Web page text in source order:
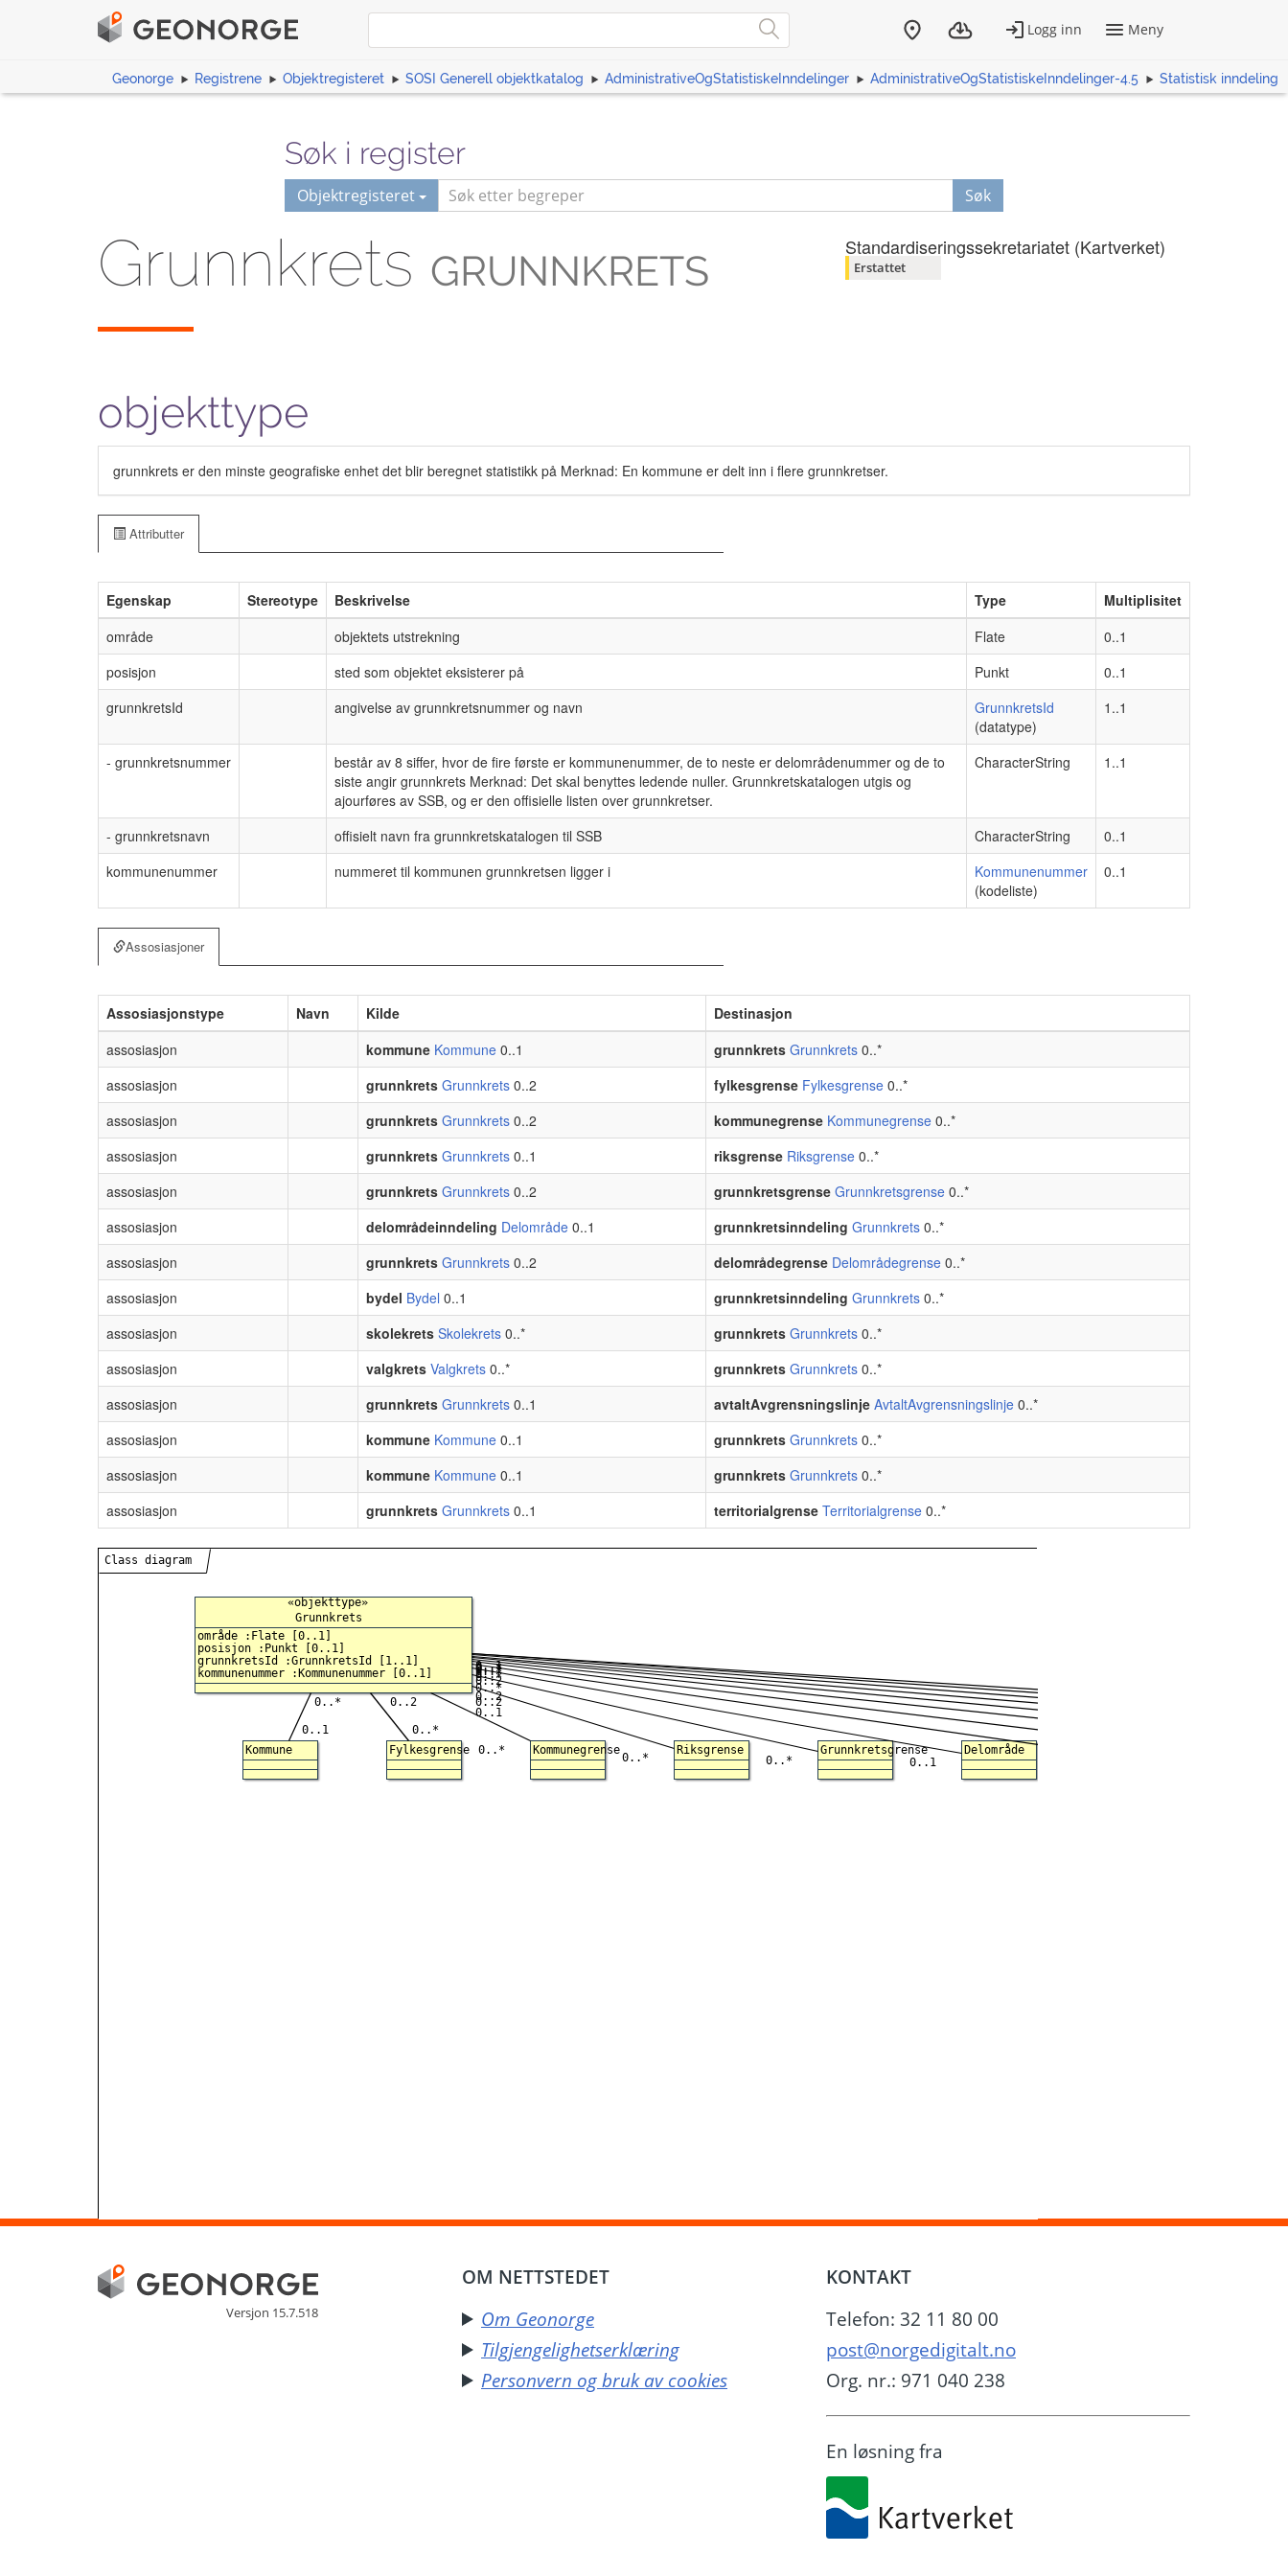
Geonorge Registrene Objektregisteret SOSI Generell objektkatalog AdministrativeOgStatistiskeInndelinger AdministrativeOgStatistiskeInndelinger-4.5 Statistisk inndeling
Søk i register
Objektregisteret Søk
Grunnkrets GRUNNKRETS
objekttype
Standardiseringssekretariatet (Kartverket)
Erstattet
grunnkrets er den minste geografiske enhet det blir beregnet statistikk på Merknad: En kommune er delt inn i flere grunnkretser.
Attributter
Egenskap Stereotype Beskrivelse Type
Multiplisitet
område
objektets utstrekning Flate
0..1
posisjon
sted som objektet eksisterer på Punkt
0..1
grunnkretsId
angivelse av grunnkretsnummer og navn
GrunnkretsId
(datatype)
1..1
- grunnkretsnummer
består av 8 siffer, hvor de fire første er kommunenummer, de to neste er delområdenummer og de to
siste angir grunnkrets Merknad: Det skal benyttes ledende nuller. Grunnkretskatalogen utgis og
ajourføres av SSB, og er den offisielle listen over grunnkretser.
CharacterString 1..1
- grunnkretsnavn offisielt navn fra grunnkretskatalogen til SSB CharacterString
0..1
kommunenummer
nummeret til kommunen grunnkretsen ligger i
Kommunenummer
(kodeliste)
0..1
Assosiasjoner
Assosiasjonstype Navn Kilde
Destinasjon
assosiasjon
kommune Kommune 0..1 grunnkrets Grunnkrets 0..*
assosiasjon
grunnkrets Grunnkrets 0..2 fylkesgrense Fylkesgrense 0..*
assosiasjon
grunnkrets Grunnkrets 0..2 kommunegrense Kommunegrense 0..*
assosiasjon
grunnkrets Grunnkrets 0..1 riksgrense Riksgrense 0..*
assosiasjon
grunnkrets Grunnkrets 0..2 grunnkretsgrense Grunnkretsgrense 0..*
assosiasjon
delområdeinndeling Delområde 0..1 grunnkretsinndeling Grunnkrets 0..*
assosiasjon
grunnkrets Grunnkrets 0..2 delområdegrense Delområdegrense 0..*
assosiasjon
bydel Bydel 0..1 grunnkretsinndeling Grunnkrets 0..*
assosiasjon
skolekrets Skolekrets 0..* grunnkrets Grunnkrets 0..*
assosiasjon
valgkrets Valgkrets 0..* grunnkrets Grunnkrets 0..*
assosiasjon
grunnkrets Grunnkrets 0..1 avtaltAvgrensningslinje AvtaltAvgrensningslinje 0..*
assosiasjon
kommune Kommune 0..1 grunnkrets Grunnkrets 0..*
assosiasjon
kommune Kommune 0..1 grunnkrets Grunnkrets 0..*
assosiasjon
grunnkrets Grunnkrets 0..1 territorialgrense Territorialgrense 0..*